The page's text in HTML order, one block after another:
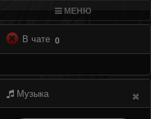
МЕНЮ
В чате 0
Музыка ×